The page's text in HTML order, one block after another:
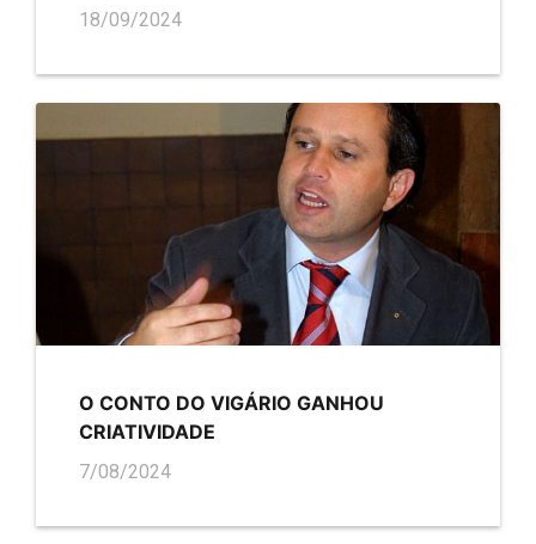
18/09/2024
O CONTO DO VIGÁRIO GANHOU
CRIATIVIDADE
7/08/2024